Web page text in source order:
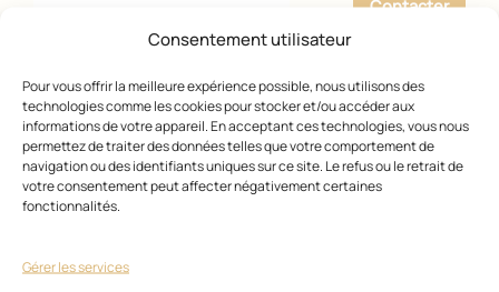
Consentement utilisateur
Pour vous offrir la meilleure expérience possible, nous utilisons des
technologies comme les cookies pour stocker et/ou accéder aux
informations de votre appareil. En acceptant ces technologies, vous nous
permettez de traiter des données telles que votre comportement de
navigation ou des identifiants uniques sur ce site. Le refus ou le retrait de
votre consentement peut affecter négativement certaines
fonctionnalités.
Gérer les services
Académie Montesantos
133, avenue Ledru Rolin 75011 PARIS
Contacter